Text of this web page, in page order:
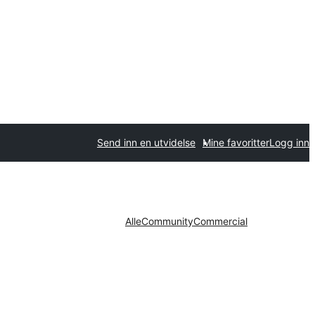
Send inn en utvidelse Mine favoritterLogg inn
AlleCommunityCommercial